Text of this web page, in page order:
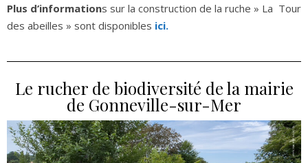
Plus d’informations sur la construction de la ruche » La Tour
des abeilles » sont disponibles ici.
Le rucher de biodiversité de la mairie
de Gonneville-sur-Mer